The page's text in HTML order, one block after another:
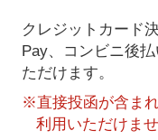
クレジットカード
Pay、コンビニ後
ただけます。
※直接投函が含ま
利用いただけませ